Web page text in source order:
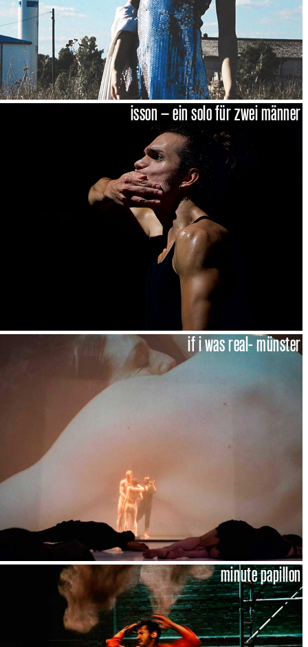
isson – ein solo für zwei männer
if i was real- münster
minute papillon